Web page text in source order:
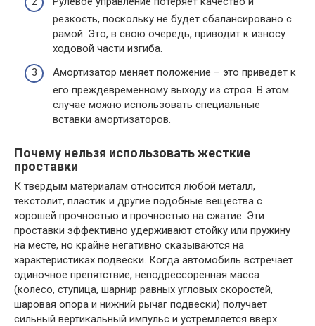
резкость, поскольку не будет сбалансировано с
рамой. Это, в свою очередь, приводит к износу
ходовой части изгиба.
Амортизатор меняет положение – это приведет к
его преждевременному выходу из строя. В этом
случае можно использовать специальные
вставки амортизаторов.
Почему нельзя использовать жесткие
проставки
К твердым материалам относится любой металл,
текстолит, пластик и другие подобные вещества с
хорошей прочностью и прочностью на сжатие. Эти
проставки эффективно удерживают стойку или пружину
на месте, но крайне негативно сказываются на
характеристиках подвески. Когда автомобиль встречает
одиночное препятствие, неподрессоренная масса
(колесо, ступица, шарнир равных угловых скоростей,
шаровая опора и нижний рычаг подвески) получает
сильный вертикальный импульс и устремляется вверх.